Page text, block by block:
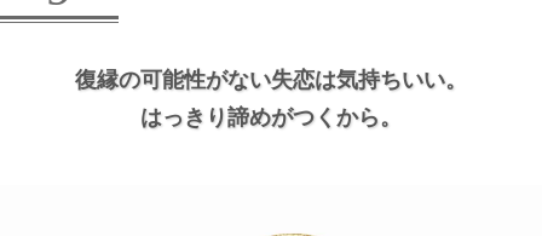
復縁の可能性がない失恋は気持ちいい。
はっきり諦めがつくから。